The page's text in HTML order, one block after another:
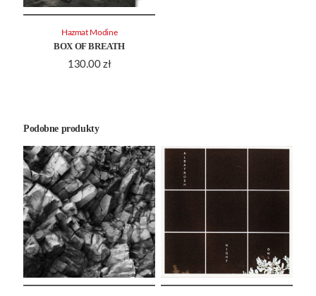
BOX OF BREATH
130.00 zł
Hazmat Modine
Podobne produkty